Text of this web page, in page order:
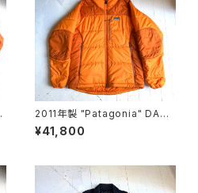
2011年製 "Patagonia" DAS
PARKA
¥41,800